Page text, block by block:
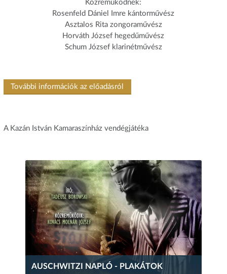
Közreműködnek:
Rosenfeld Dániel Imre kántorművész
Asztalos Rita zongoraművész
Horváth József hegedűművész
Schum József klarinétművész
További információk az előadásról
A Kazán István Kamaraszínház vendégjátéka
AUSCHWITZI NAPLÓ - PLAKÁTOK